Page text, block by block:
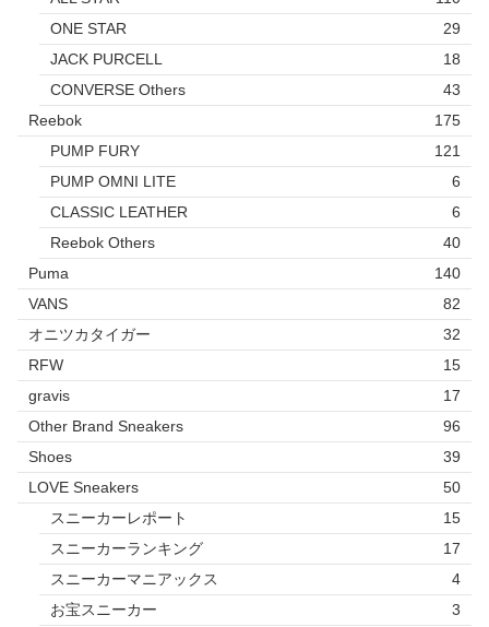
ONE STAR
29
JACK PURCELL
18
CONVERSE Others
43
Reebok
175
PUMP FURY
121
PUMP OMNI LITE
6
CLASSIC LEATHER
6
Reebok Others
40
Puma
140
VANS
82
オニツカタイガー
32
RFW
15
gravis
17
Other Brand Sneakers
96
Shoes
39
LOVE Sneakers
50
スニーカーレポート
15
スニーカーランキング
17
スニーカーマニアックス
4
お宝スニーカー
3